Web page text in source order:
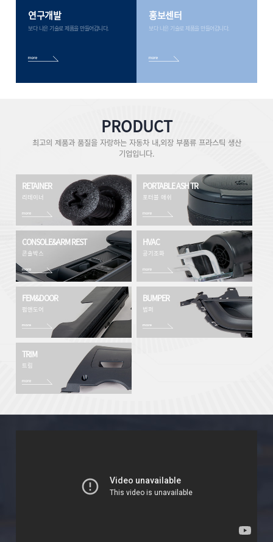
연구개발
보다 나은 기술로 제품을 만들어갑니다.
홍보센터
보다 나은 기술로 제품을 만들어갑니다.
PRODUCT
최고의 제품과 품질을 자랑하는 자동차 내,외장 부품류 프라스틱 생산
기업입니다.
RETAINER
리테이너
PORTABLE ASH TR
포터블 애쉬
CONSOLE&ARM REST
콘솔박스
HVAC
공기조화
FEM&DOOR
펌앤도어
BUMPER
범퍼
TRIM
트림